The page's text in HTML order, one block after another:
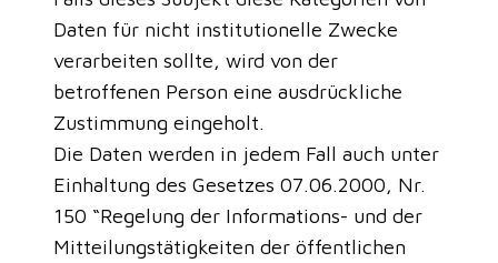
Daten für nicht institutionelle Zwecke
verarbeiten sollte, wird von der
betroffenen Person eine ausdrückliche
Zustimmung eingeholt.
Die Daten werden in jedem Fall auch unter
Einhaltung des Gesetzes 07.06.2000, Nr.
150 “Regelung der Informations- und der
Mitteilungstätigkeiten der öffentlichen